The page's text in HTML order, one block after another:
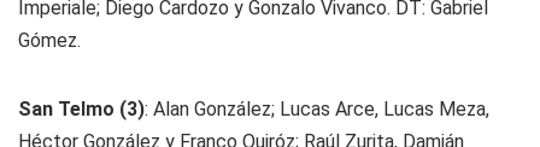
Imperiale; Diego Cardozo y Gonzalo Vivanco. DT: Gabriel
Gómez.
San Telmo (3): Alan González; Lucas Arce, Lucas Meza,
Héctor González y Franco Quiróz; Raúl Zurita, Damián